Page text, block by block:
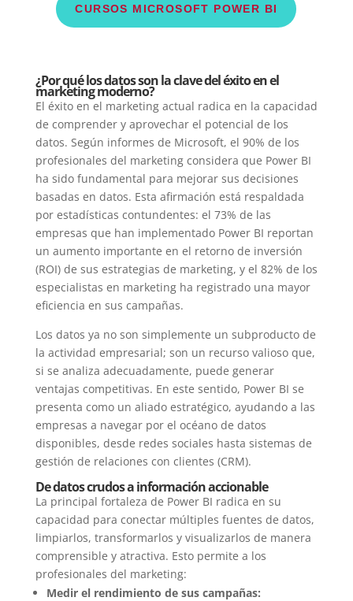
CURSOS MICROSOFT POWER BI
¿Por qué los datos son la clave del éxito en el
marketing moderno?
El éxito en el marketing actual radica en la capacidad
de comprender y aprovechar el potencial de los
datos. Según informes de Microsoft, el 90% de los
profesionales del marketing considera que Power BI
ha sido fundamental para mejorar sus decisiones
basadas en datos. Esta afirmación está respaldada
por estadísticas contundentes: el 73% de las
empresas que han implementado Power BI reportan
un aumento importante en el retorno de inversión
(ROI) de sus estrategias de marketing, y el 82% de los
especialistas en marketing ha registrado una mayor
eficiencia en sus campañas.
Los datos ya no son simplemente un subproducto de
la actividad empresarial; son un recurso valioso que,
si se analiza adecuadamente, puede generar
ventajas competitivas. En este sentido, Power BI se
presenta como un aliado estratégico, ayudando a las
empresas a navegar por el océano de datos
disponibles, desde redes sociales hasta sistemas de
gestión de relaciones con clientes (CRM).
De datos crudos a información accionable
La principal fortaleza de Power BI radica en su
capacidad para conectar múltiples fuentes de datos,
limpiarlos, transformarlos y visualizarlos de manera
comprensible y atractiva. Esto permite a los
profesionales del marketing:
Medir el rendimiento de sus campañas: